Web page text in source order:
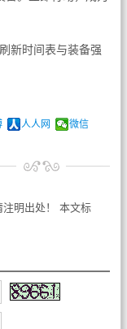
新时间表与装备强
人人网 微信
明出处！ 本文标